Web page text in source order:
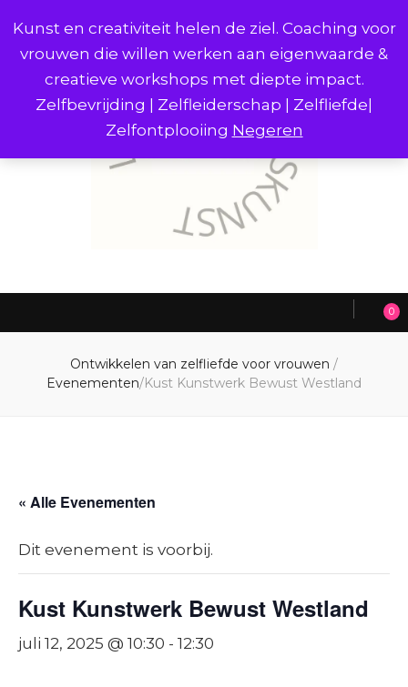
Kunst en creativiteit helen de ziel. Coaching voor
vrouwen die willen werken aan eigenwaarde &
creatieve workshops met diepte impact.
Zelfbevrijding | Zelfleiderschap | Zelfliefde|
Zelfontplooiing Negeren
0
Ontwikkelen van zelfliefde voor vrouwen /
Evenementen/Kust Kunstwerk Bewust Westland
« Alle Evenementen
Dit evenement is voorbij.
Kust Kunstwerk Bewust Westland
juli 12, 2025 @ 10:30 - 12:30